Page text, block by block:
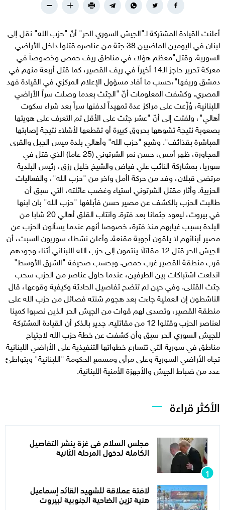
أعلنت القيادة المشتركة لـ"الجيش السوري الحر" أنّ "حزب الله" نقل إلى
لبنان في اليومين الماضيين 38 جثة من عناصره قتلوا داخل الأراضي
السورية. وقتل"معظم هؤلاء في مناطق ريف حمص وخصوصاً في
معركة تحرير حاجز الـ14 أخيراً في ريف القصير، كما قتل أربعة منهم في
دمشق وريفها"،حسب ما أفاد مسؤول الإعلام المركزي في القيادة فهد
المصري. وكشفت المعلومات أنّ "الجثث بعدما وصلت سراً الأراضي
اللبنانية، وُزّعت على مراكز عدة تمهيداً لدفنها سراً بعد شراء سكوت
أهالي"، ولفتت إلى أنّ "عشر جثث على الأقل تم التعرف على هويتها
بصعوبة نتيجة تشوهها بحروق كبيرة أو تقطعها لأشلاء نتيجة إصابتها
المباشرة بقذائف". وشيع "حزب الله" وأهالي بلدة ميس الجبل والقرى
المجاورة، ظهر أمس، حسن نمر الشرتوني (25 عاما) الذي قتل في
سوريا، بمشاركة النائب علي فياض والشيخ خليل رزق، رئيس البلدية
مرتضى قبلان، وفد من حركة اأمل وآخر من "حزب الله"، والفعاليات
الحزبية. وأثار مقتل الشرتوني استياء وغضب عائلته، التي سبق أن
طالبت الحزب بالكشف عن مصير حسن فأبلغها "حزب الله" بان ابنها
في بيروت، ليعود جثمانا بعد فترة. وانتاب القلق أهالي 20 شابا من
البلدة بسبب غيابهم منذ فترة، خصوصا أنهم عندما يسألون الحزب عن
مصير أبنائهم لا يلقون أجوبة مقنعة. وأعلن نشطاء سوريون السبت، أن
الجيش الحر قتل 12 مقاتلاً ينتمون إلى حزب الله اللبناني أثناء وجودهم
قرب منطقة القصير غرب حمص. وبحسب صحيفة "الشرق الأوسط"
اندلعت اشتباكات بين الطرفين، عندما حاول عناصر من الحزب سحب
جثث القتلى. وفي حين لم تتضح تفاصيل الحادثة وكيفية وقوعها، قال
الناشطون إن العملية جاءت بعد هجوم شنته فصائل من حزب الله على
منطقة القصير، وتصدى لهم قوات من الجيش الحر الذين نصبوا كمينا
لعناصر الحزب وقتلوا 12 من مقاتليه. جدير بالذكر أن القيادة المشتركة
للجيش السوري الحر سبق وأن كشفت عن خطة حزب الله لاجتياح
مناطق في سورية التي تتسارع خطواتها التنفيذية على الأراضي اللبنانية
تجاه الأراضي السورية وعلى مرأى ومسمع الحكومة "اللبنانية" وبتواطئ
عدد من ضباط الجيش والأجهزة الأمنية اللبنانية.
الأكثر قراءة
مجلس السلام فى غزة ينشر التفاصيل
الكاملة لدخول المرحلة الثانية
لافتة عملاقة للشهيد القائد إسماعيل
هنية تزين الضاحية الجنوبية لبيروت